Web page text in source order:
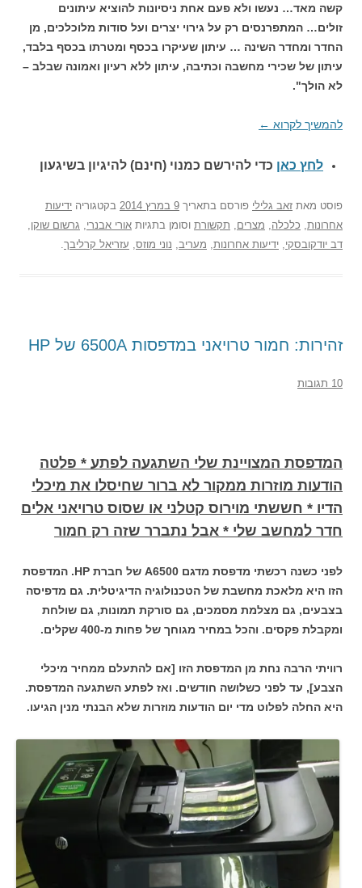
קשה מאד… נעשו ולא פעם אחת ניסיונות להוציא עיתונים
זולים… המתפרנסים רק על גירוי יצרים ועל סודות מלוכלכים, מן
החדר ומחדר השינה … עיתון שעיקרו בכסף ומטרתו בכסף בלבד,
עיתון של שכירי מחשבה וכתיבה, עיתון ללא רעיון ואמונה שבלב –
לא הולך".
להמשיך לקרוא←
לחץ כאן כדי להירשם כ מנוי (חינם) להיגיון בשיגעון
פוסטמאתזאב גליליפורסם בתאריך9 במרץ 2014 בקטגוריהידיעות
אחרונות, כלכלה, מצרים, תקשורתוסומן בתגיותאורי אבנרי, גרשום שוקן,
דב יודקובסקי, ידיעות אחרונות, מעריב, נוני מוזס, עזריאל קרליבך.
זהירות: חמור טרויאני במדפסות 6500A של HP
10 תגובות
המדפסת המצויינת שלי השתגעה לפתע * פלטה
הודעות מוזרות ממקור לא ברור שחיסלו את מיכלי
הדיו * חששתי מוירוס קטלני או שסוס טרויאני אלים
חדר למחשב שלי * אבל נתברר שזה רק חמור
לפני כשנה רכשתי מדפסת מדגם A6500 של חברת HP. המדפסת
הזו היא מלאכת מחשבת של הטכנולוגיה הדיגיטלית. גם מדפיסה
בצבעים, גם מצלמת מסמכים, גם סורקת תמונות, גם שולחת
ומקבלת פקסים. והכל במחיר מגוחך של פחות מ-400 שקלים.
רוויתי הרבה נחת מן המדפסת הזו [אם להתעלם ממחיר מיכלי
הצבע], עד לפני כשלושה חודשים. ואז לפתע השתגעה המדפסת.
היא החלה לפלוט מדי יום הודעות מוזרות שלא הבנתי מנין הגיעו.